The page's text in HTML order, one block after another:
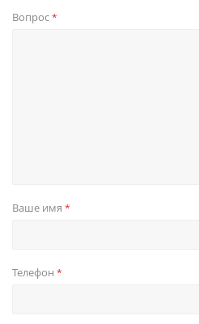
Вопрос*
Ваше имя *
Телефон *